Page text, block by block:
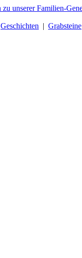
Geschichten | Grabsteine